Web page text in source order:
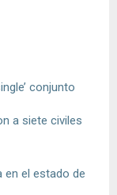
conjunto
a siete civiles
en el estado de